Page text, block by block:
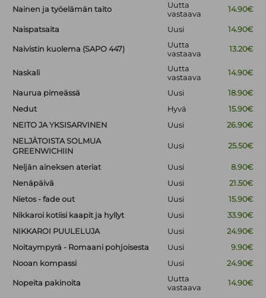
Nainen ja työelämän taito
Uutta
vastaava
14.90€
Naispatsaita Uusi 14.90€
Naivistin kuolema (SAPO 447)
Uutta
vastaava
13.20€
Naskali
Uutta
vastaava
14.90€
Naurua pimeässä Uusi
18.90€
Nedut
Hyvä
15.90€
NEITO JA YKSISARVINEN
Uusi
26.90€
NELJÄTOISTA SOLMUA
GREENWICHIIN
Uusi 25.50€
Neljän aineksen ateriat Uusi
8.90€
Nenäpäivä
Uusi
21.50€
Nietos - fade out
Uusi
15.90€
Nikkaroi kotiisi kaapit ja hyllyt
Uusi
33.90€
NIKKAROI PUULELUJA
Uusi
24.90€
Noitaympyrä - Romaani pohjoisesta
Uusi
9.90€
Nooan kompassi
Uusi 24.90€
Nopeita pakinoita
Uutta
vastaava
14.90€